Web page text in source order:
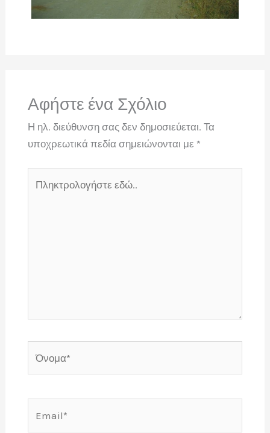
Αφήστε ένα Σχόλιο
Η ηλ. διεύθυνση σας δεν δημοσιεύεται. Τα
υποχρεωτικά πεδία σημειώνονται με *
εδώ..